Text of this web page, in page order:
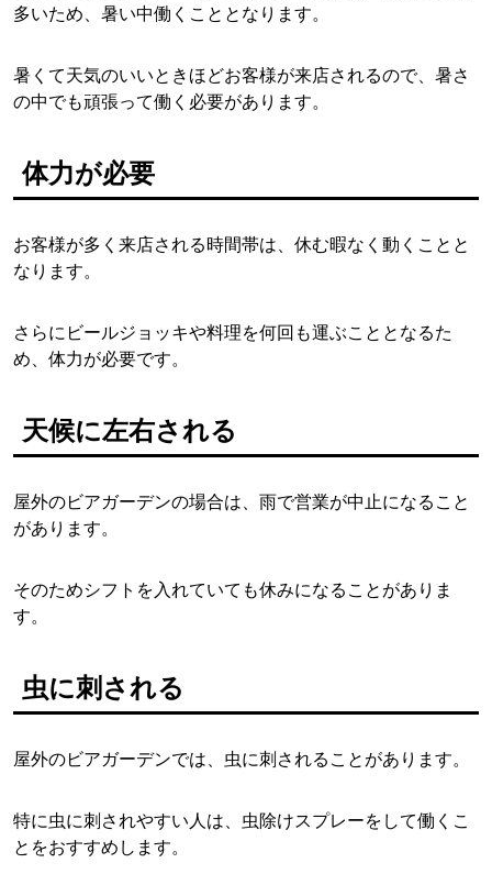
多いため、暑い中働くこととなります。
暑くて天気のいいときほどお客様が来店されるので、暑さ
の中でも頑張って働く必要があります。
体力が必要
お客様が多く来店される時間帯は、休む暇なく動くことと
なります。
さらにビールジョッキや料理を何回も運ぶこととなるた
め、体力が必要です。
天候に左右される
屋外のビアガーデンの場合は、雨で営業が中止になること
があります。
そのためシフトを入れていても休みになることがありま
す。
虫に刺される
屋外のビアガーデンでは、虫に刺されることがあります。
特に虫に刺されやすい人は、虫除けスプレーをして働くこ
とをおすすめします。